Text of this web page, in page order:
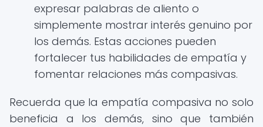
expresar palabras de aliento o
simplemente mostrar interés genuino por
los demás. Estas acciones pueden
fortalecer tus habilidades de empatía y
fomentar relaciones más compasivas.
Recuerda que la empatía compasiva no solo
beneficia a los demás, sino que también